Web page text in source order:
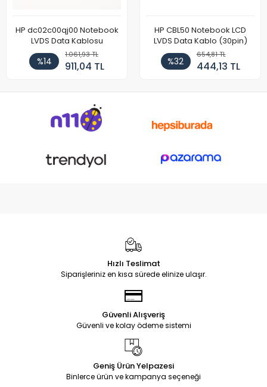
HP dc02c00qj00 Notebook
LVDS Data Kablosu
%14
1.061,93 TL
911,04 TL
HP CBL50 Notebook LCD
LVDS Data Kablo (30pin)
%32
654,81 TL
444,13 TL
Hızlı Teslimat
Siparişleriniz en kısa sürede elinize ulaşır.
Güvenli Alışveriş
Güvenli ve kolay ödeme sistemi
Geniş Ürün Yelpazesi
Binlerce ürün ve kampanya seçeneği